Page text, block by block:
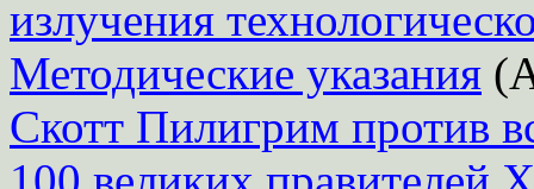
излучения
Методические указания
Скотт Пилигрим против